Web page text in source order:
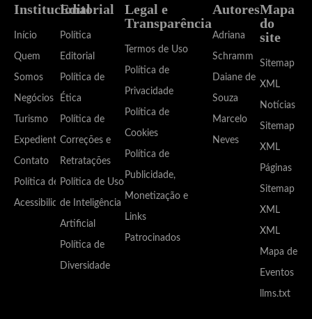
Institucional
Início
Quem
Somos
Negócios
Turismo
Expediente
Contato
Política de
Acessibilidade
Editorial
Política
Editorial
Política de
Ética
Política de
Correções e
Retratações
Política de Uso
de Inteligência
Artificial
Política de
Diversidade
Legal e
Transparência
Termos de Uso
Política de
Privacidade
Política de
Cookies
Política de
Publicidade,
Monetização e
Links
Patrocinados
Autores
Adriana
Schramm
Daiane de
Souza
Marcelo
Neves
Mapa
do
site
Sitemap
XML
Notícias
Sitemap
XML
Páginas
Sitemap
XML
XML
Mapa de
Eventos
llms.txt